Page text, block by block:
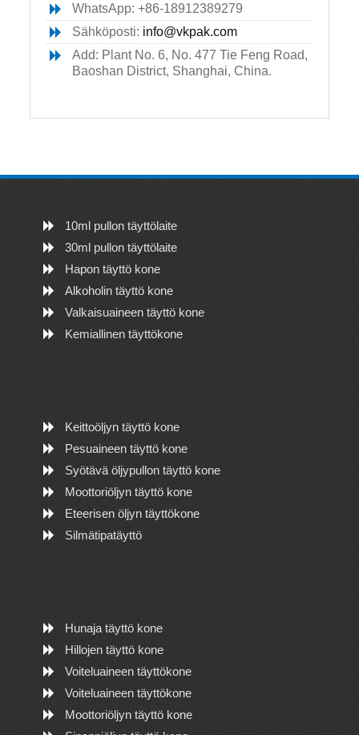
WhatsApp: +86-18912389279
Sähköposti: info@vkpak.com
Add: Plant No. 6, No. 477 Tie Feng Road,
Baoshan District, Shanghai, China.
10ml pullon täyttölaite
30ml pullon täyttölaite
Hapon täyttö kone
Alkoholin täyttö kone
Valkaisuaineen täyttö kone
Kemiallinen täyttökone
Keittoöljyn täyttö kone
Pesuaineen täyttö kone
Syötävä öljypullon täyttö kone
Moottoriöljyn täyttö kone
Eteerisen öljyn täyttökone
Silmätipatäyttö
Hunaja täyttö kone
Hillojen täyttö kone
Voiteluaineen täyttökone
Voiteluaineen täyttökone
Moottoriöljyn täyttö kone